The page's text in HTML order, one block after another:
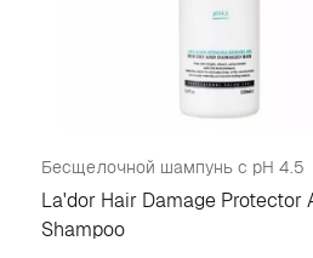
Бесщелочной шампунь с pH 4.5
La'dor Hair Damage Protector
Shampoo